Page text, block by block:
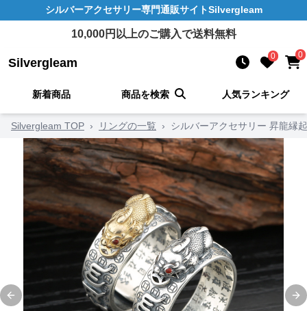
シルバーアクセサリー専門通販サイトSilvergleam
10,000円以上のご購入で送料無料
Silvergleam 0 0
新着商品 商品を検索 人気ランキング
Silvergleam TOP › リングの一覧 › シルバーアクセサリー 昇龍縁
Previous slide